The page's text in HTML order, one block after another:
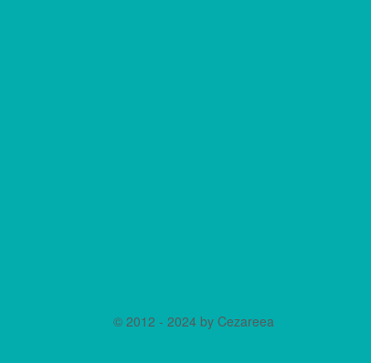
© 2012 - 2024 by Cezareea